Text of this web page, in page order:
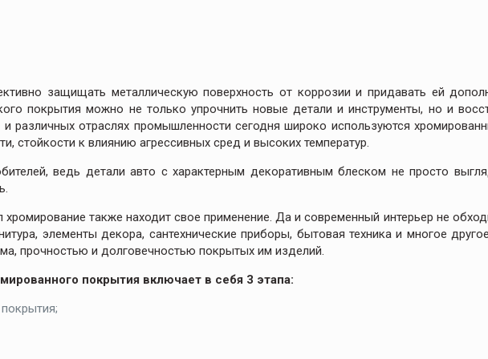
защищать металлическую поверхность от коррозии и придавать ей
покрытия можно не только упрочнить новые детали и инструменты, но и
различных отраслях промышленности сегодня широко используются
стойкости к влиянию агрессивных сред и высоких температур.
ведь детали авто с характерным декоративным блеском не просто
также находит свое применение. Да и современный интерьер не
элементы декора, сантехнические приборы, бытовая техника и многое
прочностью и долговечностью покрытых им изделий.
покрытия включает в себя 3 этапа: